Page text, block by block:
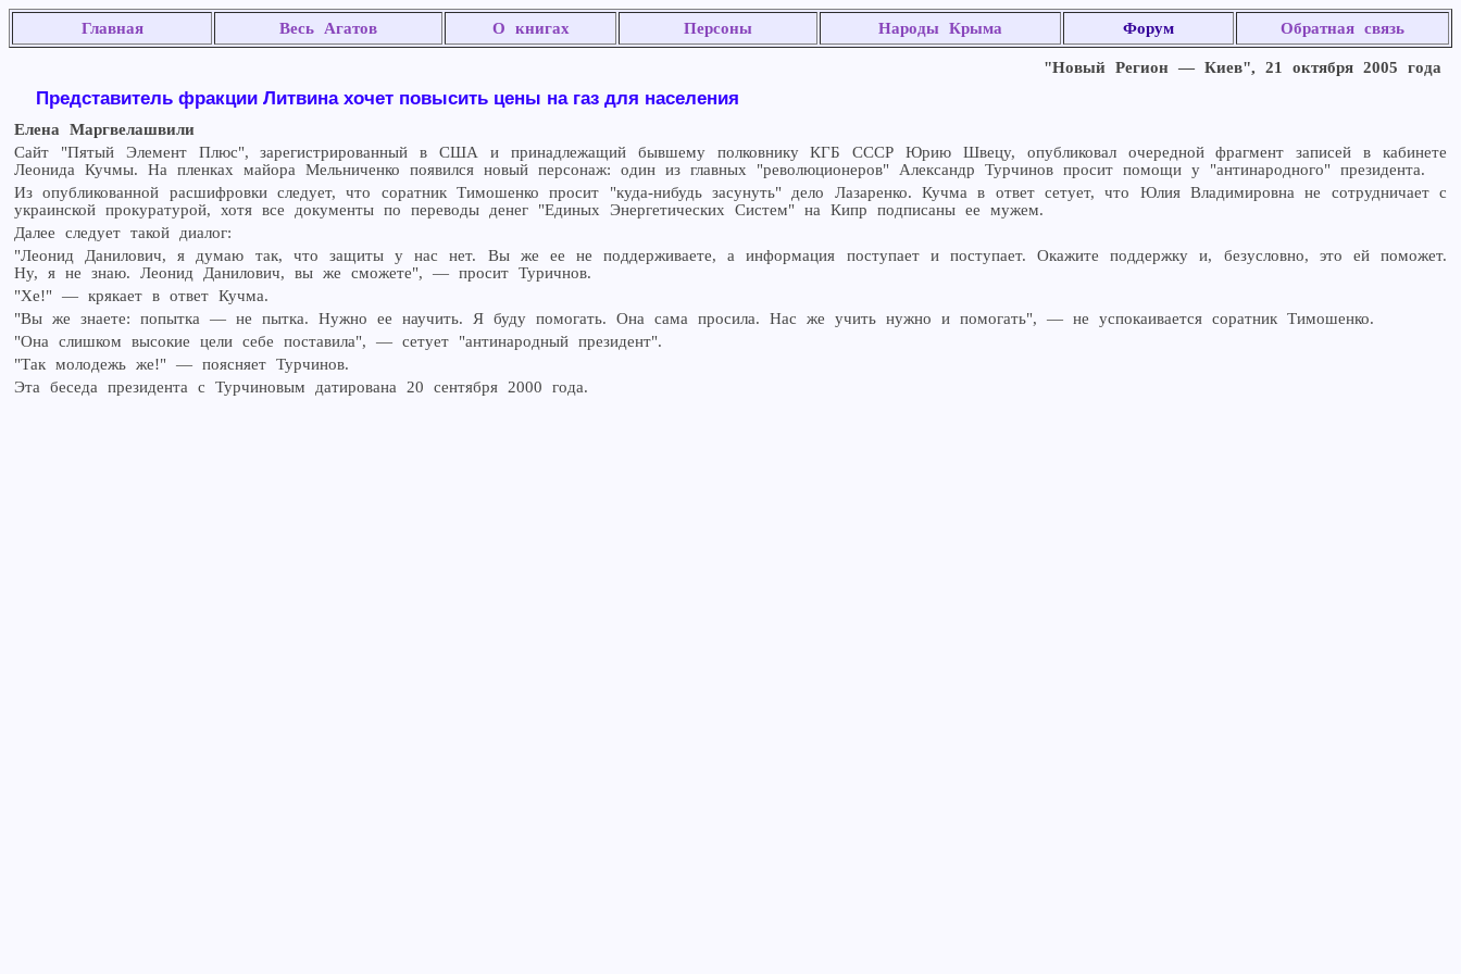
Главная Весь Агатов О книгах Персоны Народы Крыма Форум Обратная связь
"Новый Регион — Киев", 21 октября 2005 года
Представитель фракции Литвина хочет повысить цены на газ для населения
Елена Маргвелашвили
Сайт "Пятый Элемент Плюс", зарегистрированный в США и принадлежащий бывшему полковнику КГБ СССР Юрию Швецу, опубликовал очередной фрагмент записей в кабинете
Леонида Кучмы. На пленках майора Мельниченко появился новый персонаж: один из главных "революционеров" Александр Турчинов просит помощи у "антинародного" президента.
Из опубликованной расшифровки следует, что соратник Тимошенко просит "куда-нибудь засунуть" дело Лазаренко. Кучма в ответ сетует, что Юлия Владимировна не сотрудничает с
украинской прокуратурой, хотя все документы по переводы денег "Единых Энергетических Систем" на Кипр подписаны ее мужем.
Далее следует такой диалог:
"Леонид Данилович, я думаю так, что защиты у нас нет. Вы же ее не поддерживаете, а информация поступает и поступает. Окажите поддержку и, безусловно, это ей поможет.
Ну, я не знаю. Леонид Данилович, вы же сможете", — просит Туричнов.
"Хе!" — крякает в ответ Кучма.
"Вы же знаете: попытка — не пытка. Нужно ее научить. Я буду помогать. Она сама просила. Нас же учить нужно и помогать", — не успокаивается соратник Тимошенко.
"Она слишком высокие цели себе поставила", — сетует "антинародный президент".
"Так молодежь же!" — поясняет Турчинов.
Эта беседа президента с Турчиновым датирована 20 сентября 2000 года.